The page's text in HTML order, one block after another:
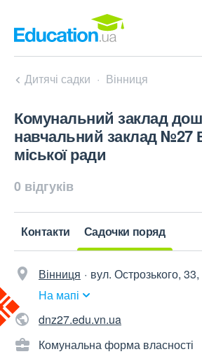
Дитячі садки Вінниця
Комунальний заклад
навчальний заклад №27
міської ради
0 відгуків
Контакти Садочки поряд
Вінниця
вул. Острозького,
На мапі
dnz27.edu.vn.ua
Комунальна форма власності